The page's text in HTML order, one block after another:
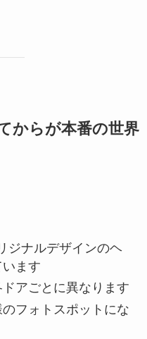
からが本番の世界
ジナルデザインのヘ
ます
アごとに異なります
フォトスポットにな